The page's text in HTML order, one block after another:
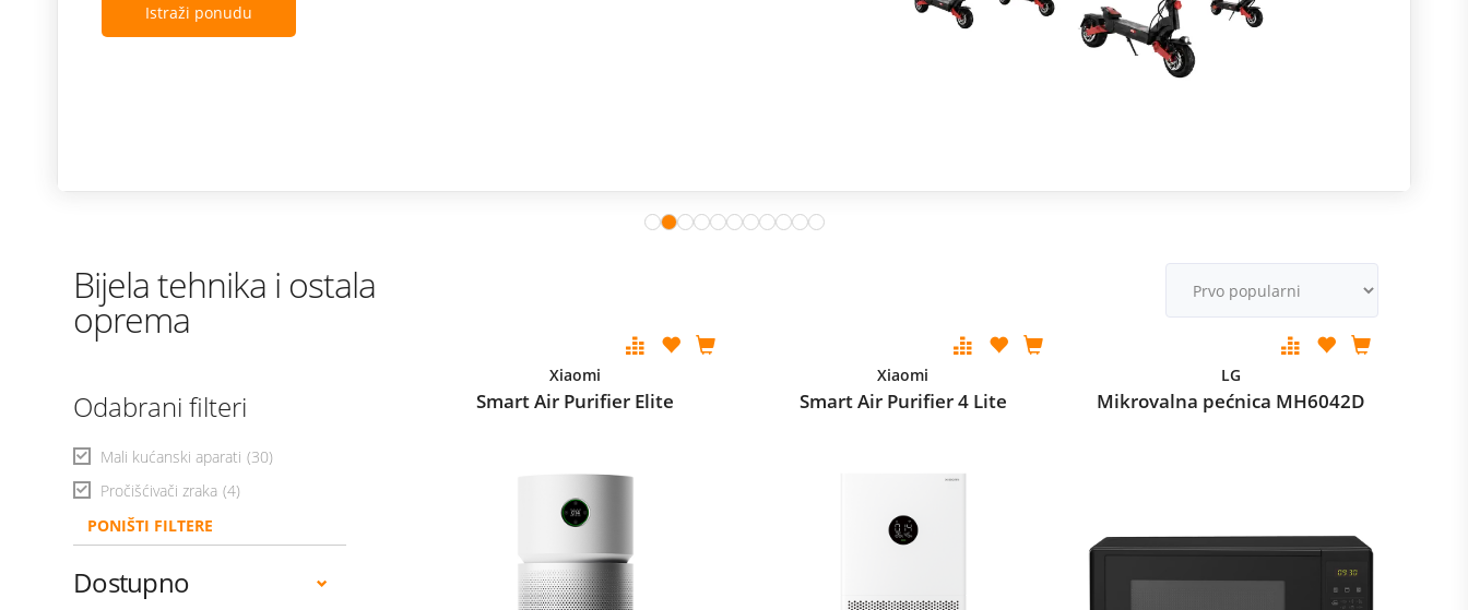
Istraži ponudu
Bijela tehnika i ostala
oprema
Odabrani filteri
Mali kućanski aparati (30)
Pročišćivači zraka (4)
PONIŠTI FILTERE
Dostupno
Xiaomi
Smart Air Purifier Elite
Xiaomi
Smart Air Purifier 4 Lite
LG
Mikrovalna pećnica MH6042D